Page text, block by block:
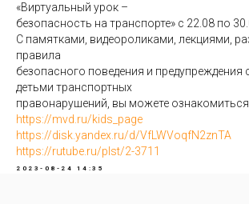
«Виртуальный урок –
безопасность на транспорте» с 22.08 по
С памятками, видеороликами, лекциями,
правила
безопасного поведения и предупреждения
детьми транспортных
правонарушений, вы можете
https://mvd.ru/kids_page
https://disk.yandex.ru/d/VfLWVoqfN2znTA
https://rutube.ru/plst/2-3711
2023-08-24 14:35